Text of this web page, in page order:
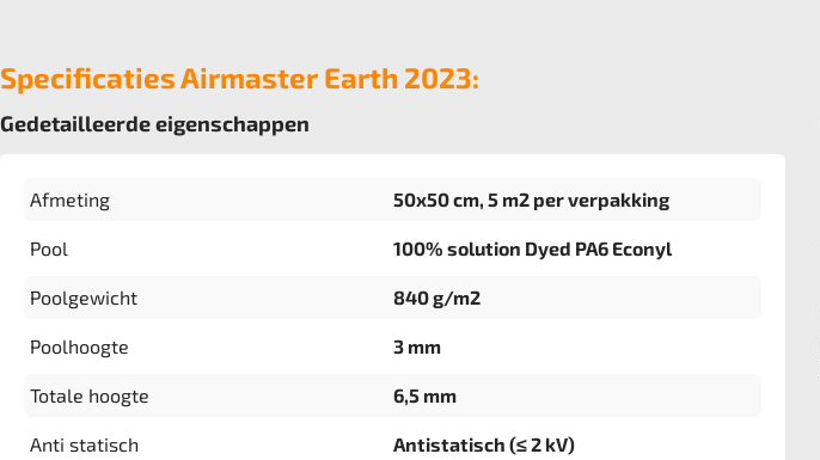
Specificaties Airmaster Earth 2023:
Gedetailleerde eigenschappen
Afmeting 50x50 cm, 5 m2 per verpakking
Pool 100% solution Dyed PA6 Econyl
Poolgewicht 840 g/m2
Poolhoogte 3 mm
Totale hoogte 6,5 mm
Anti statisch Antistatisch (≤ 2 kV)